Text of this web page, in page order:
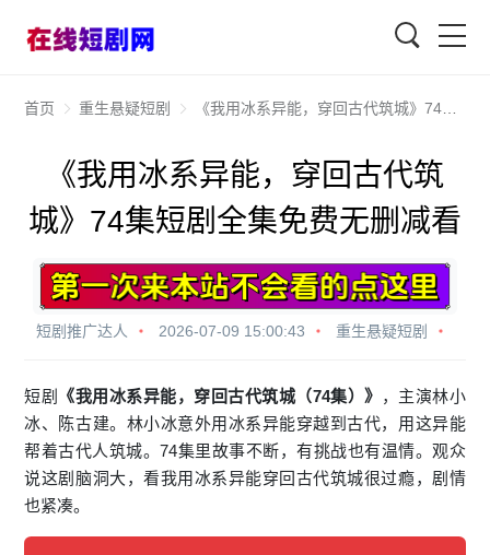
首页 重生悬疑短剧 《我用冰系异能，穿回古代筑城》74集短剧全集免费无删减看
《我用冰系异能，穿回古代筑
城》74集短剧全集免费无删减看
短剧推广达人 2026-07-09 15:00:43 重生悬疑短剧
短剧 《我用冰系异能，穿回古代筑城（74集）》 ，主演林小
冰、陈古建。林小冰意外用冰系异能穿越到古代，用这异能
帮着古代人筑城。74集里故事不断，有挑战也有温情。观众
说这剧脑洞大，看我用冰系异能穿回古代筑城很过瘾，剧情
也紧凑。